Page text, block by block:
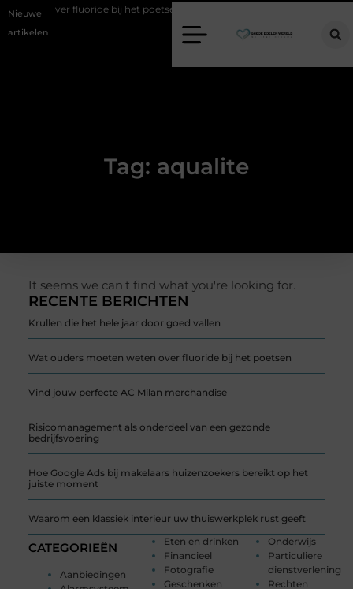
Nieuwe
artikelen
weten over fluoride bij het poetsen
Tag: aqualite
RECENTE BERICHTEN
Krullen die het hele jaar door goed vallen
Wat ouders moeten weten over fluoride bij het poetsen
Vind jouw perfecte AC Milan merchandise
Risicomanagement als onderdeel van een gezonde
bedrijfsvoering
Hoe Google Ads bij makelaars huizenzoekers bereikt op het
juiste moment
Waarom een klassiek interieur uw thuiswerkplek rust geeft
CATEGORIEËN
Aanbiedingen
Eten en drinken
Financieel
Fotografie
Geschenken
Onderwijs
Particuliere
dienstverlening
Rechten
It seems we can't find what you're looking for.